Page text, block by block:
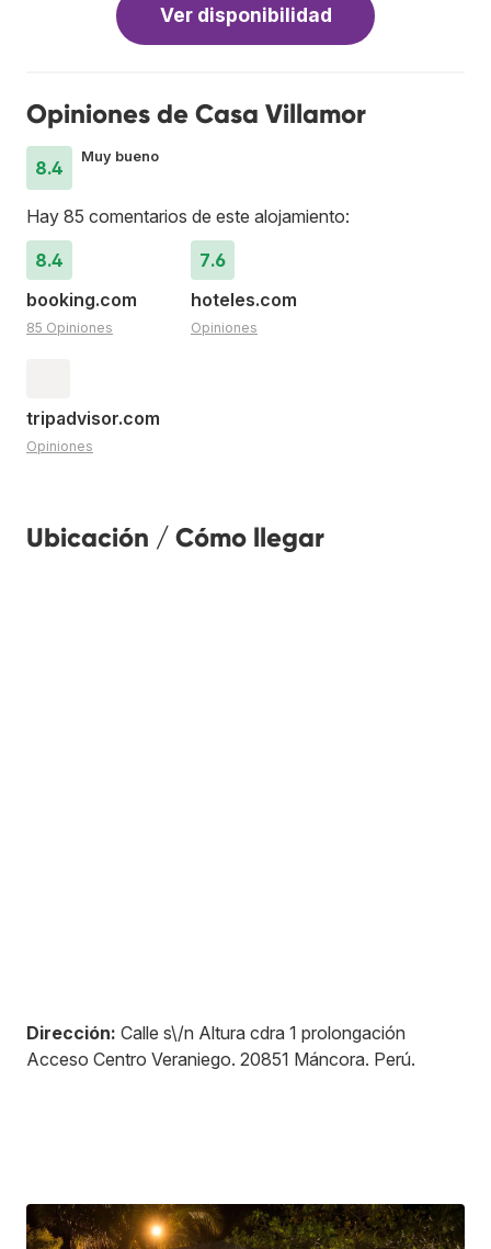
Ver disponibilidad
Opiniones de Casa Villamor
8.4
Muy bueno
Hay 85 comentarios de este alojamiento:
8.4
booking.com
85 Opiniones
7.6
hoteles.com
Opiniones
tripadvisor.com
Opiniones
Ubicación / Cómo llegar
Dirección: Calle s\/n Altura cdra 1 prolongación
Acceso Centro Veraniego. 20851 Máncora. Perú.